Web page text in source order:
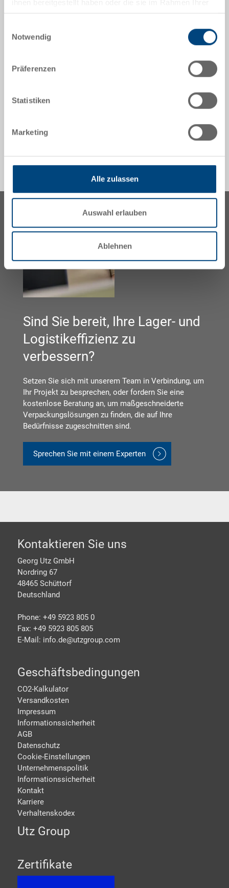
Nutzung der Dienste gesammelt haben.
Notwendig
Präferenzen
Statistiken
Marketing
Alle zulassen
Auswahl erlauben
Ablehnen
Sonderanfertigungen - Unser Spezialgebiet
Sicherheit & Bestellung
Sind Sie bereit, Ihre Lager- und
Logistikeffizienz zu
verbessern?
Setzen Sie sich mit unserem Team in Verbindung, um
Ihr Projekt zu besprechen, oder fordern Sie eine
kostenlose Beratung an, um maßgeschneiderte
Verpackungslösungen zu finden, die auf Ihre
Bedürfnisse zugeschnitten sind.
Sprechen Sie mit einem Experten
Footer
Kontaktieren Sie uns
Georg Utz GmbH
Nordring 67
48465 Schüttorf
Deutschland
Phone: +49 5923 805 0
Fax: +49 5923 805 805
E-Mail: info.de@utzgroup.com
Geschäftsbedingungen
CO2-Kalkulator
Versandkosten
Impressum
Informationssicherheit
AGB
Datenschutz
Cookie-Einstellungen
Unternehmenspolitik
Informationssicherheit
Kontakt
Karriere
Verhaltenskodex
Utz Group
Zertifikate